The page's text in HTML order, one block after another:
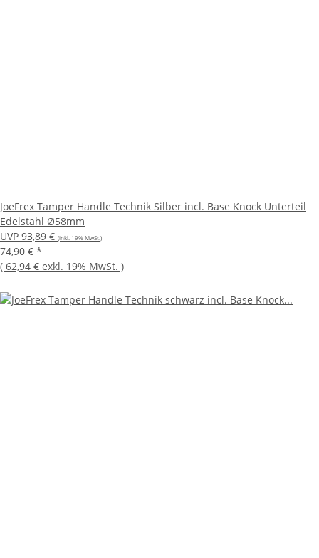
JoeFrex Tamper Handle Technik Silber incl. Base Knock Unterteil
Edelstahl Ø58mm
UVP 93,89 € (inkl. 19% MwSt.)
74,90 € *
( 62,94 € exkl. 19% MwSt. )